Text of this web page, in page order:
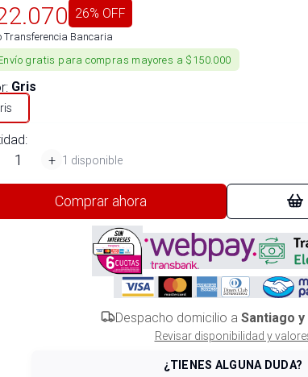
26% OFF
Transferencia Bancaria
gratis para compras mayores a $150.000
: Gris
+ 1 disponible
Comprar ahora
Despacho domicilio a Santiago
Revisar disponibilidad y
¿TIENES ALGUNA DUDA?